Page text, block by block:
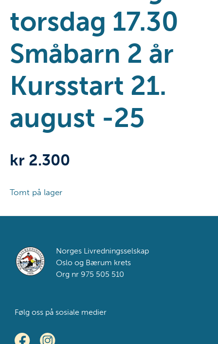
torsdag 17.30
Småbarn 2 år
Kursstart 21.
august -25
kr 2.300
Tomt på lager
Footer
Norges Livredningsselskap
Oslo og Bærum krets
Org nr 975 505 510
Følg oss på sosiale medier